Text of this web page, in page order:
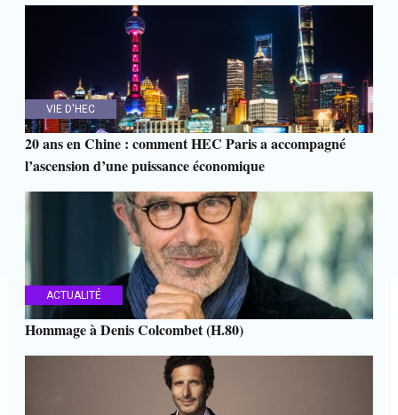
VIE D'HEC
20 ans en Chine : comment HEC Paris a accompagné
l’ascension d’une puissance économique
ACTUALITÉ
Hommage à Denis Colcombet (H.80)